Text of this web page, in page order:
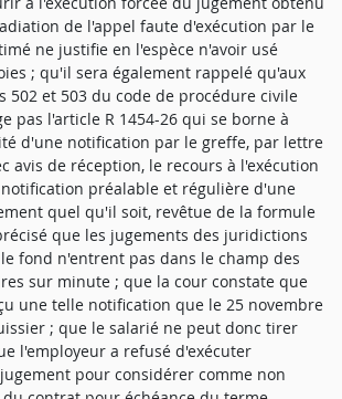
de l'appel faute d'exécution par le
ne justifie en l'espèce n'avoir usé
; qu'il sera également rappelé qu'aux
502 et 503 du code de procédure civile
pas l'article R 1454-26 qui se borne à
d'une notification par le greffe, par lettre
avis de réception, le recours à l'exécution
préalable et régulière d'une
quel qu'il soit, revêtue de la formule
que les jugements des juridictions
fond n'entrent pas dans le champ des
sur minute ; que la cour constate que
une telle notification que le 25 novembre
; que le salarié ne peut donc tirer
l'employeur a refusé d'exécuter
pour considérer comme non